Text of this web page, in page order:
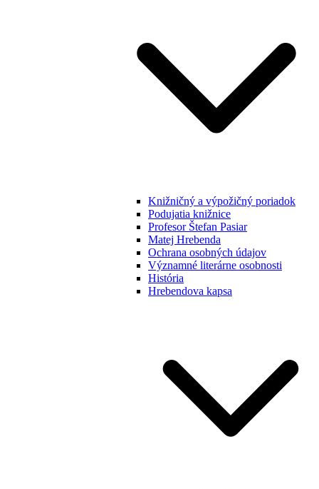
Knižničný a výpožičný poriadok
Podujatia knižnice
Profesor Štefan Pasiar
Matej Hrebenda
Ochrana osobných údajov
Významné literárne osobnosti
História
Hrebendova kapsa